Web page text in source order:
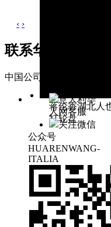
蒋伦香湖北人
打轮盘
‹ ›
联系华人网
中国公司 Companies of
意大利华
人网客服
关注微信
公众号
HUARENWANG-
ITALIA